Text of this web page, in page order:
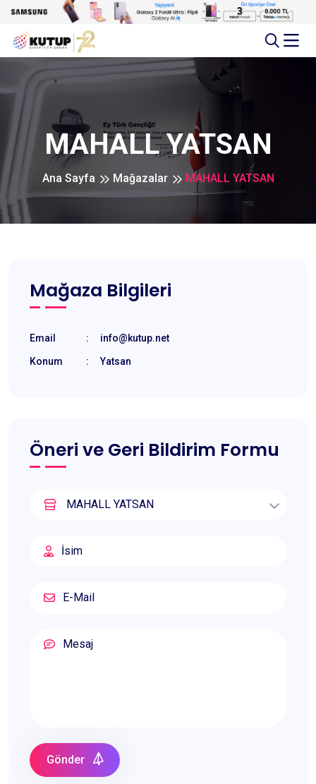
MAHALL YATSAN
Ana Sayfa Mağazalar MAHALL YATSAN
Mağaza Bilgileri
Email : info@kutup.net
Konum : Yatsan
Öneri ve Geri Bildirim Formu
Gönder